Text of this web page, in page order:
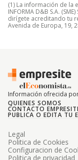
(1) La información de la
INFORMA D&B S.A.
dirígete acreditando tu
Avenida de Europa, 19,
Información ofrecida
QUIENES SOMOS
CONTACTO
PUBLICA O EDITA TU
Legal
Politica de Cookies
Configuracion de
Politica de privacidad